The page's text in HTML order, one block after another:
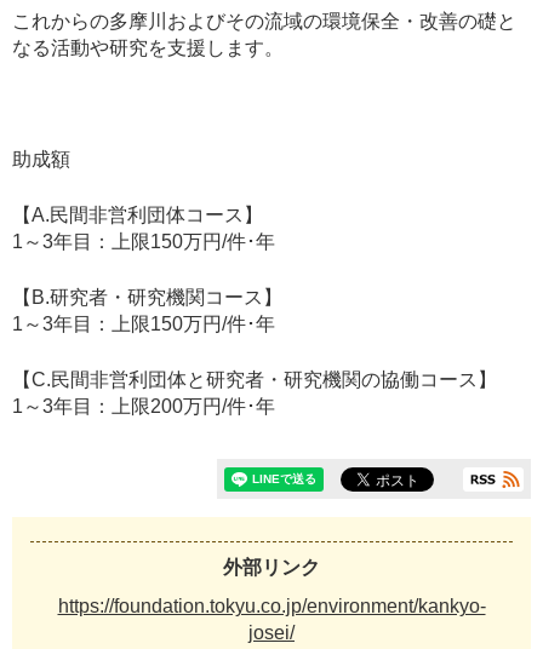
これからの多摩川およびその流域の環境保全・改善の礎と
なる活動や研究を支援します。
助成額
【A.民間非営利団体コース】
1～3年目：上限150万円/件･年
【B.研究者・研究機関コース】
1～3年目：上限150万円/件･年
【C.民間非営利団体と研究者・研究機関の協働コース】
1～3年目：上限200万円/件･年
外部リンク
https://foundation.tokyu.co.jp/environment/kankyo-
josei/